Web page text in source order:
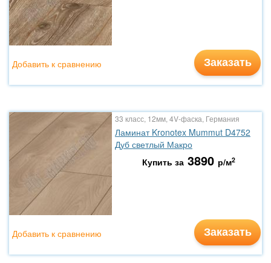
Заказать
Добавить к сравнению
33 класс, 12мм, 4V-фаска, Германия
Ламинат Kronotex Mummut D4752
Дуб светлый Макро
Купить за 3890 р/м2
Заказать
Добавить к сравнению